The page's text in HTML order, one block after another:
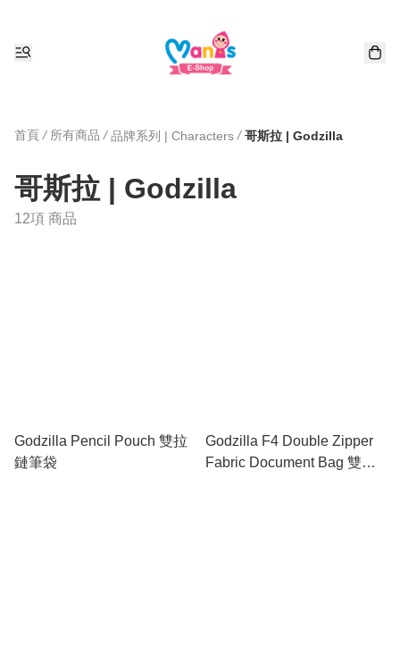
首頁 / 所有商品 / 品牌系列 | Characters / 哥斯拉 | Godzilla
哥斯拉 | Godzilla
12項 商品
Godzilla Pencil Pouch 雙拉
鏈筆袋
Godzilla F4 Double Zipper
Fabric Document Bag 雙拉